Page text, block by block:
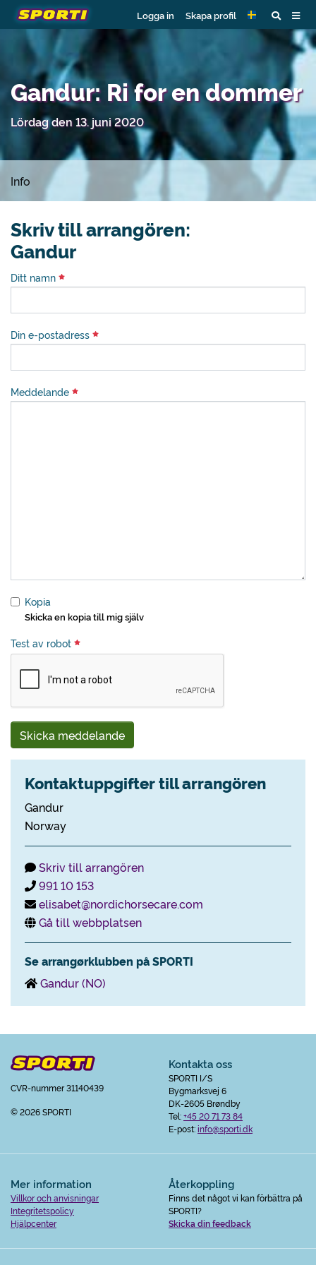
Logga in Skapa profil
Gandur: Ri for en dommer
Lördag den 13. juni 2020
Info
Skriv till arrangören:
Gandur
Ditt namn
Din e-postadress
Meddelande
Kopia
Skicka en kopia till mig själv
Test av robot
Skicka meddelande
Kontaktuppgifter till arrangören
Gandur
Norway
Skriv till arrangören
991 10 153
elisabet@nordichorsecare.com
Gå till webbplatsen
Se arrangørklubben på SPORTI
Gandur (NO)
CVR-nummer 31140439
© 2026 SPORTI
Kontakta oss
SPORTI I/S
Bygmarksvej 6
DK-2605 Brøndby
Tel:+45 20 71 73 84
E-post:info@sporti.dk
Mer information
Villkor och anvisningar
Integritetspolicy
Hjälpcenter
Återkoppling
Finns det något vi kan förbättra på
SPORTI?
Skicka din feedback